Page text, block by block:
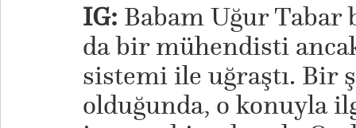
IG: Babam Uğur
da bir mühendisti
sistemi ile uğraştı. Bir
olduğunda, o konuyla